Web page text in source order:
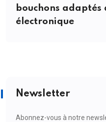
bouchons adaptés
électronique
Newsletter
Abonnez-vous à notre